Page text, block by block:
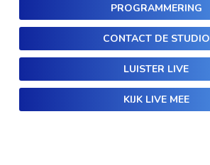
PROGRAMMERING
CONTACT DE STUDIO
LUISTER LIVE
KIJK LIVE MEE